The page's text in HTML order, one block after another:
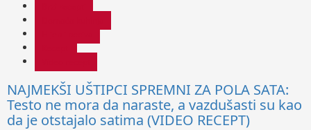
NAJMEKŠI UŠTIPCI SPREMNI ZA POLA SATA:
Testo ne mora da naraste, a vazdušasti su kao
da je otstajalo satima (VIDEO RECEPT)